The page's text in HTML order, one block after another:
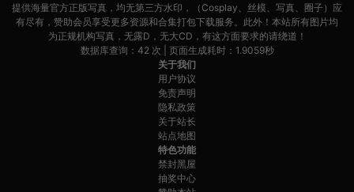
提供海量官方正版写真，均无第三方水印，（Cosplay、丝模、写真、圈子）应
有尽有，赞助会员享受更多资源和合集打包下载服务。此外！本站所有图片均
为正规机构写真，无露D，无大CD，有这方面要求的请绕道！
数据库查询：42 次 | 页面生成耗时：1.9059秒
关于我们
用户协议
免责声明
隐私政策
关于站长
站点地图
特色功能
禁封黑屋
抽奖中心